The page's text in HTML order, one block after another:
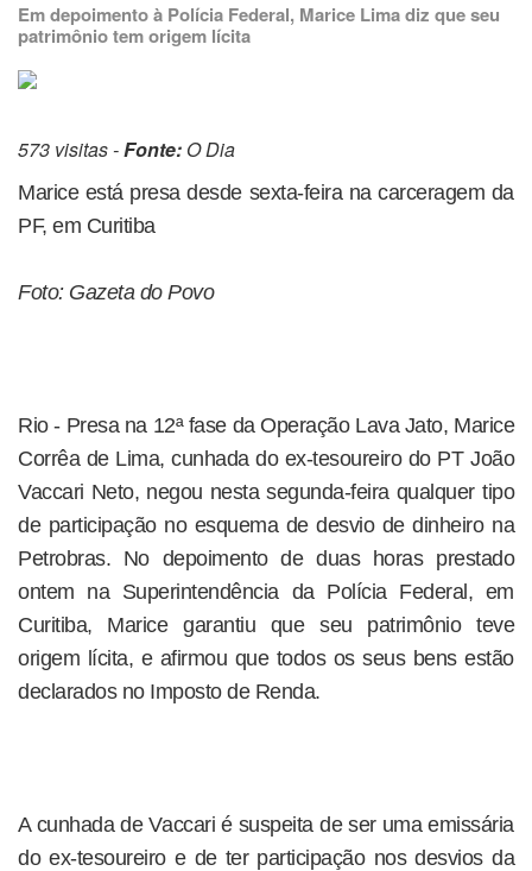
Em depoimento à Polícia Federal, Marice Lima diz que seu
patrimônio tem origem lícita
573 visitas -Fonte: O Dia
Marice está presa desde sexta-feira na carceragem da
PF, em Curitiba
Foto: Gazeta do Povo
Rio - Presa na 12ª fase da Operação Lava Jato, Marice
Corrêa de Lima, cunhada do ex-tesoureiro do PT João
Vaccari Neto, negou nesta segunda-feira qualquer tipo
de participação no esquema de desvio de dinheiro na
Petrobras. No depoimento de duas horas prestado
ontem na Superintendência da Polícia Federal, em
Curitiba, Marice garantiu que seu patrimônio teve
origem lícita, e afirmou que todos os seus bens estão
declarados no Imposto de Renda.
A cunhada de Vaccari é suspeita de ser uma emissária
do ex-tesoureiro e de ter participação nos desvios da